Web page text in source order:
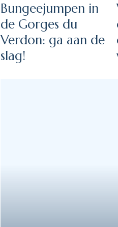
Bungeejumpen in
de Gorges du
Verdon: ga aan de
slag!